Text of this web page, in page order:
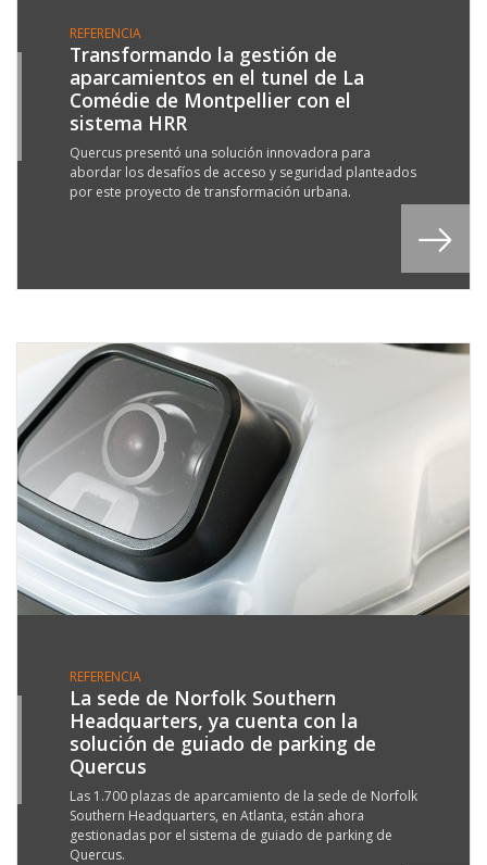
REFERENCIA
Transformando la gestión de
aparcamientos en el tunel de La
Comédie de Montpellier con el
sistema HRR
Quercus presentó una solución innovadora para
abordar los desafíos de acceso y seguridad planteados
por este proyecto de transformación urbana.
REFERENCIA
La sede de Norfolk Southern
Headquarters, ya cuenta con la
solución de guiado de parking de
Quercus
Las 1.700 plazas de aparcamiento de la sede de Norfolk
Southern Headquarters, en Atlanta, están ahora
gestionadas por el sistema de guiado de parking de
Quercus.